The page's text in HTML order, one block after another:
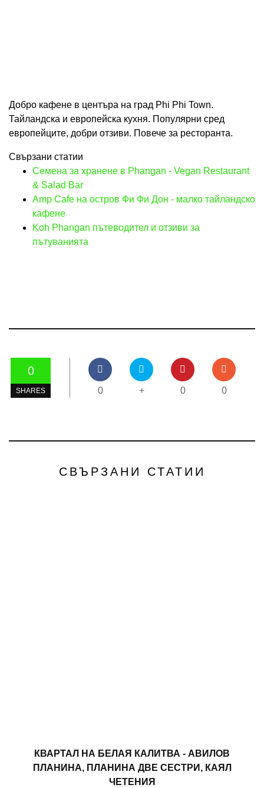
Добро кафене в центъра на град Phi Phi Town.
Тайландска и европейска кухня. Популярни сред
европейците, добри отзиви. Повече за ресторанта.
Свързани статии
Семена за хранене в Phangan - Vegan Restaurant
& Salad Bar
Amp Cafe на остров Фи Фи Дон - малко тайландско
кафене
Koh Phangan пътеводител и отзиви за
пътуванията
0
SHARES 0 + 0 0
СВЪРЗАНИ СТАТИИ
КВАРТАЛ НА БЕЛАЯ КАЛИТВА - АВИЛОВ
ПЛАНИНА, ПЛАНИНА ДВЕ СЕСТРИ, КАЯЛ
ЧЕТЕНИЯ